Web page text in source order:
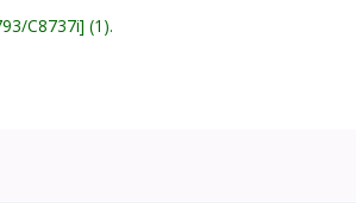
C8737i (1).